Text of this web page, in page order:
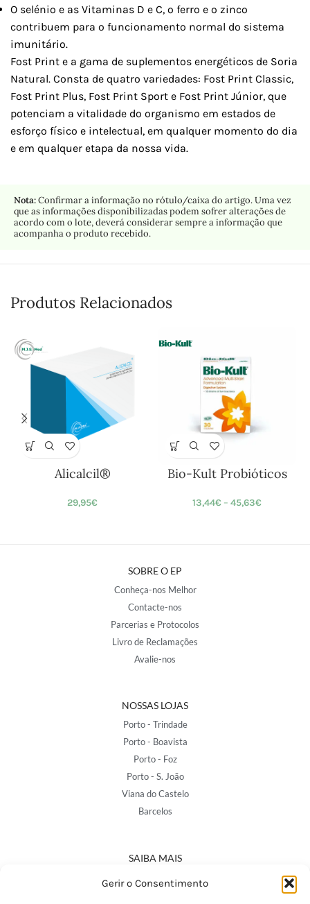
Gerir o Consentimento
O selénio e as Vitaminas D e C, o ferro e o zinco
contribuem para o funcionamento normal do sistema
imunitário.
Fost Print e a gama de suplementos energéticos de Soria
Natural. Consta de quatro variedades: Fost Print Classic,
Fost Print Plus, Fost Print Sport e Fost Print Júnior, que
potenciam a vitalidade do organismo em estados de
esforço físico e intelectual, em qualquer momento do dia
e em qualquer etapa da nossa vida.
Nota:Confirmar a informação no rótulo/caixa do artigo. Uma vez
que as informações disponibilizadas podem sofrer alterações de
acordo com o lote, deverá considerar sempre a informação que
acompanha o produto recebido.
Produtos Relacionados
Alicalcil®
29,95€
Bio-Kult Probióticos
13,44€ – 45,63€
SOBRE O EP
Conheça-nos Melhor
Contacte-nos
Parcerias e Protocolos
Livro de Reclamações
Avalie-nos
NOSSAS LOJAS
Porto - Trindade
Porto - Boavista
Porto - Foz
Porto - S. João
Viana do Castelo
Barcelos
SAIBA MAIS
Política de Privacidade